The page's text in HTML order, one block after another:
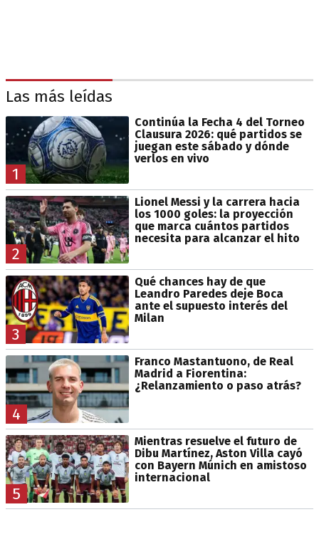
Las más leídas
1
Continúa la Fecha 4 del Torneo
Clausura 2026: qué partidos se
juegan este sábado y dónde
verlos en vivo
2
Lionel Messi y la carrera hacia
los 1000 goles: la proyección
que marca cuántos partidos
necesita para alcanzar el hito
3
Qué chances hay de que
Leandro Paredes deje Boca
ante el supuesto interés del
Milan
4
Franco Mastantuono, de Real
Madrid a Fiorentina:
¿Relanzamiento o paso atrás?
5
Mientras resuelve el futuro de
Dibu Martínez, Aston Villa cayó
con Bayern Múnich en amistoso
internacional